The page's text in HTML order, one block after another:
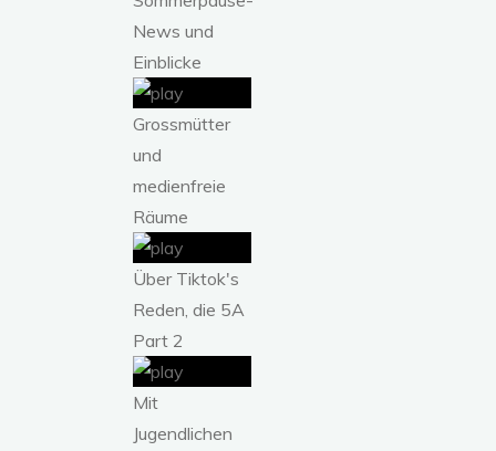
News und
Einblicke
Grossmütter
und
medienfreie
Räume
Über Tiktok's
Reden, die 5A
Part 2
Mit
Jugendlichen